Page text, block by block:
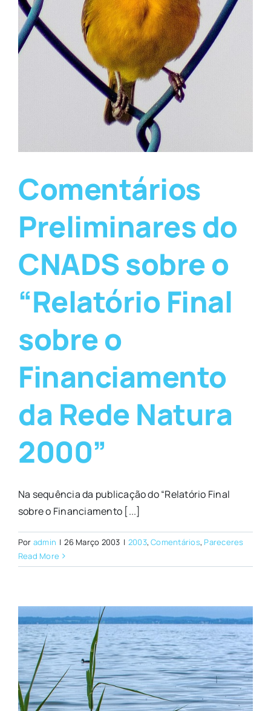
Comentários
Preliminares do
CNADS sobre o
“Relatório Final
sobre o
Financiamento
da Rede Natura
2000”
Na sequência da publicação do “Relatório Final
sobre o Financiamento [...]
Por admin | 26 Março 2003 | 2003,Comentários, Pareceres
Read More